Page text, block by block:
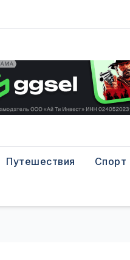
Путешествия Спорт